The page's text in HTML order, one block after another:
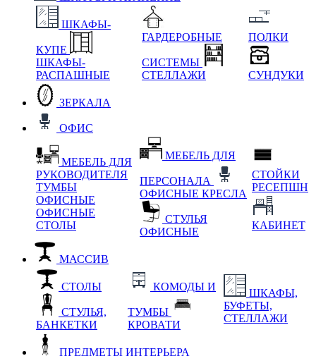
ШКАФЫ-
КУПЕ
ШКАФЫ-
РАСПАШНЫЕ
ГАРДЕРОБНЫЕ
СИСТЕМЫ
СТЕЛЛАЖИ
ПОЛКИ
СУНДУКИ
ЗЕРКАЛА
ОФИС
МЕБЕЛЬ ДЛЯ
РУКОВОДИТЕЛЯ
ТУМБЫ
ОФИСНЫЕ
ОФИСНЫЕ
СТОЛЫ
МЕБЕЛЬ ДЛЯ
ПЕРСОНАЛА
ОФИСНЫЕ КРЕСЛА
СТУЛЬЯ
ОФИСНЫЕ
СТОЙКИ
РЕСЕПШН
КАБИНЕТ
МАССИВ
СТОЛЫ
СТУЛЬЯ,
БАНКЕТКИ
КОМОДЫ И
ТУМБЫ
КРОВАТИ
ШКАФЫ,
БУФЕТЫ,
СТЕЛЛАЖИ
ПРЕДМЕТЫ ИНТЕРЬЕРА